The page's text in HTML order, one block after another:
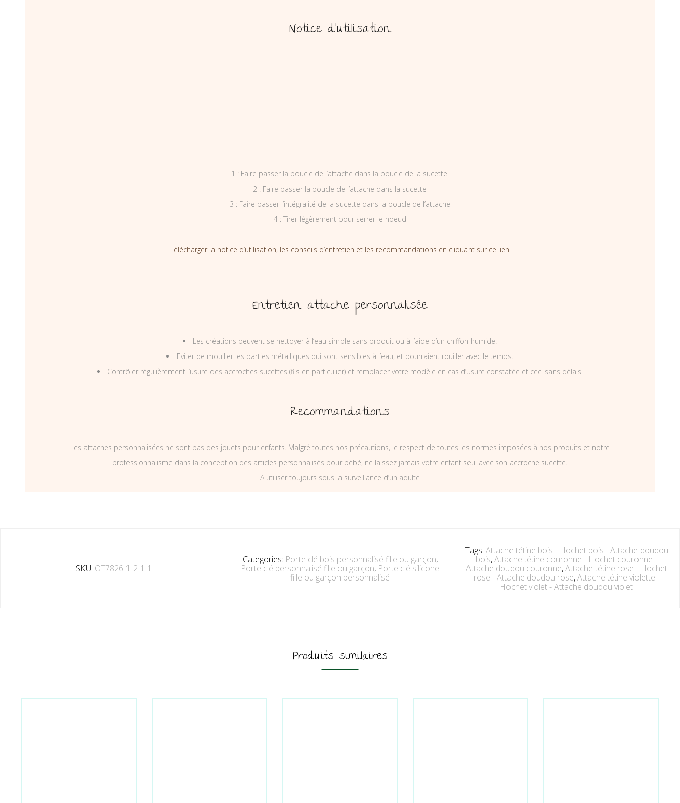
Notice d’utilisation
1 : Faire passer la boucle de l’attache dans la boucle de la sucette.
2 : Faire passer la boucle de l’attache dans la sucette
3 : Faire passer l’intégralité de la sucette dans la boucle de l’attache
4 : Tirer légèrement pour serrer le noeud
Télécharger la notice d’utilisation, les conseils d’entretien et les recommandations en cliquant sur ce lien
Entretien attache personnalisée
Les créations peuvent se nettoyer à l’eau simple sans produit ou à l’aide d’un chiffon humide.
Eviter de mouiller les parties métalliques qui sont sensibles à l’eau, et pourraient rouiller avec le temps.
Contrôler régulièrement l’usure des accroches sucettes (fils en particulier) et remplacer votre modèle en cas d’usure constatée et ceci sans délais.
Recommandations
Les attaches personnalisées ne sont pas des jouets pour enfants. Malgré toutes nos précautions, le respect de toutes les normes imposées à nos produits et notre
professionnalisme dans la conception des articles personnalisés pour bébé, ne laissez jamais votre enfant seul avec son accroche sucette.
A utiliser toujours sous la surveillance d’un adulte
SKU: OT7826-1-2-1-1
Categories: Porte clé bois personnalisé fille ou garçon,
Porte clé personnalisé fille ou garçon, Porte clé silicone
fille ou garçon personnalisé
Tags: Attache tétine bois - Hochet bois - Attache doudou
bois,Attache tétine couronne - Hochet couronne -
Attache doudou couronne,Attache tétine rose - Hochet
rose - Attache doudou rose,Attache tétine violette -
Hochet violet - Attache doudou violet
Produits similaires